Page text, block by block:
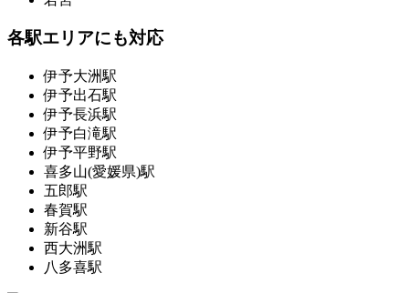
各駅エリアにも対応
伊予大洲駅
伊予出石駅
伊予長浜駅
伊予白滝駅
伊予平野駅
喜多山(愛媛県)駅
五郎駅
春賀駅
新谷駅
西大洲駅
八多喜駅